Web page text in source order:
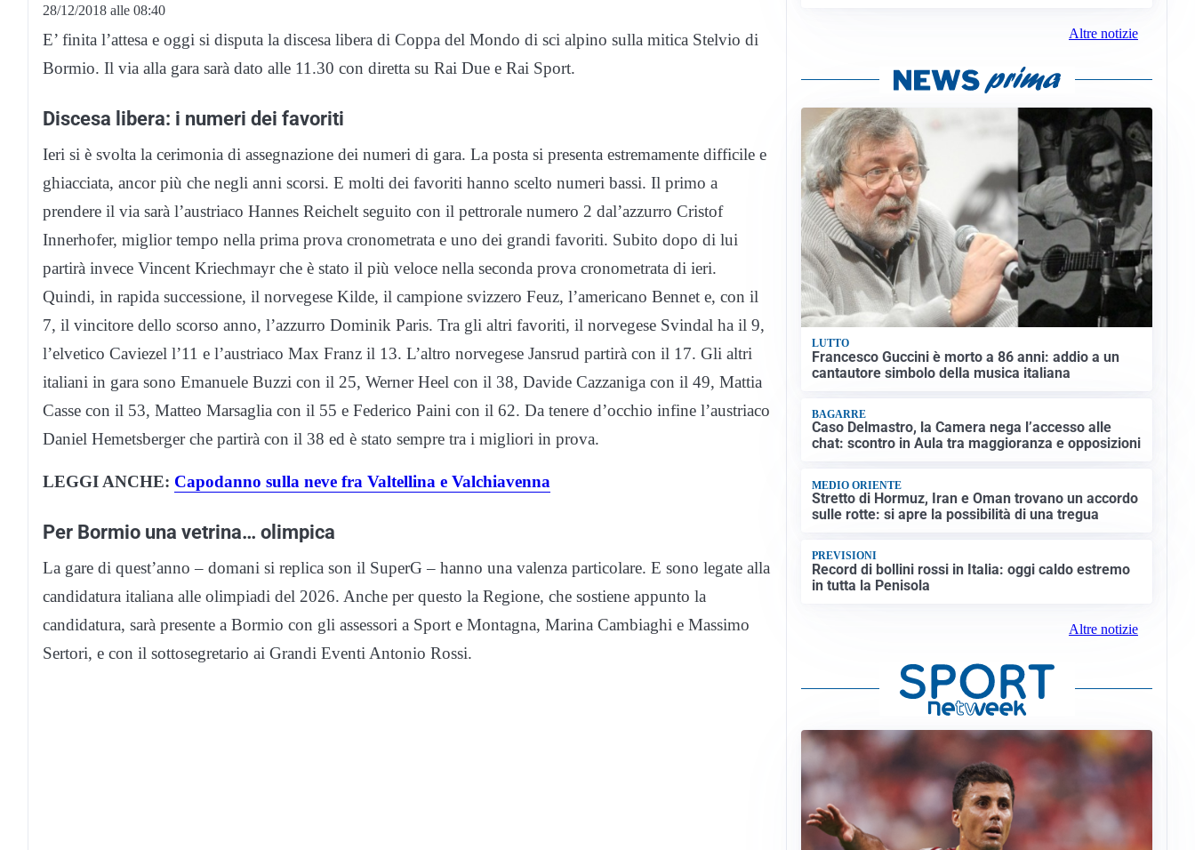
28/12/2018 alle 08:40
E’ finita l’attesa e oggi si disputa la discesa libera di Coppa del Mondo di sci alpino sulla mitica Stelvio di
Bormio. Il via alla gara sarà dato alle 11.30 con diretta su Rai Due e Rai Sport.
Discesa libera: i numeri dei favoriti
Ieri si è svolta la cerimonia di assegnazione dei numeri di gara. La posta si presenta estremamente difficile e
ghiacciata, ancor più che negli anni scorsi. E molti dei favoriti hanno scelto numeri bassi. Il primo a
prendere il via sarà l’austriaco Hannes Reichelt seguito con il pettrorale numero 2 dal’azzurro Cristof
Innerhofer, miglior tempo nella prima prova cronometrata e uno dei grandi favoriti. Subito dopo di lui
partirà invece Vincent Kriechmayr che è stato il più veloce nella seconda prova cronometrata di ieri.
Quindi, in rapida successione, il norvegese Kilde, il campione svizzero Feuz, l’americano Bennet e, con il
7, il vincitore dello scorso anno, l’azzurro Dominik Paris. Tra gli altri favoriti, il norvegese Svindal ha il 9,
l’elvetico Caviezel l’11 e l’austriaco Max Franz il 13. L’altro norvegese Jansrud partirà con il 17. Gli altri
italiani in gara sono Emanuele Buzzi con il 25, Werner Heel con il 38, Davide Cazzaniga con il 49, Mattia
Casse con il 53, Matteo Marsaglia con il 55 e Federico Paini con il 62. Da tenere d’occhio infine l’austriaco
Daniel Hemetsberger che partirà con il 38 ed è stato sempre tra i migliori in prova.
LEGGI ANCHE: Capodanno sulla neve fra Valtellina e Valchiavenna
Per Bormio una vetrina… olimpica
La gare di quest’anno – domani si replica son il SuperG – hanno una valenza particolare. E sono legate alla
candidatura italiana alle olimpiadi del 2026. Anche per questo la Regione, che sostiene appunto la
candidatura, sarà presente a Bormio con gli assessori a Sport e Montagna, Marina Cambiaghi e Massimo
Sertori, e con il sottosegretario ai Grandi Eventi Antonio Rossi.
Altre notizie
LUTTO
Francesco Guccini è morto a 86 anni: addio a un
cantautore simbolo della musica italiana
BAGARRE
Caso Delmastro, la Camera nega l’accesso alle
chat: scontro in Aula tra maggioranza e opposizioni
MEDIO ORIENTE
Stretto di Hormuz, Iran e Oman trovano un accordo
sulle rotte: si apre la possibilità di una tregua
PREVISIONI
Record di bollini rossi in Italia: oggi caldo estremo
in tutta la Penisola
Altre notizie